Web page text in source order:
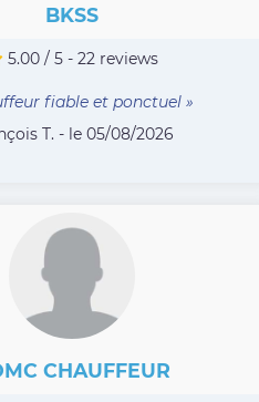
BKSS
5.00 / 5 - 22 reviews
fiable et ponctuel »
T. - le 05/08/2026
CHAUFFEUR